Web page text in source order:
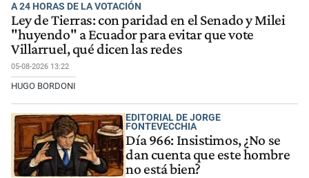
A 24 HORAS DE LA VOTACIÓN
Ley de Tierras: con paridad en el Senado y Milei
"huyendo" a Ecuador para evitar que vote
Villarruel, qué dicen las redes
05-08-2026 13:22
HUGO BORDONI
EDITORIAL DE JORGE
FONTEVECCHIA
Día 966: Insistimos, ¿No se
dan cuenta que este hombre
no está bien?